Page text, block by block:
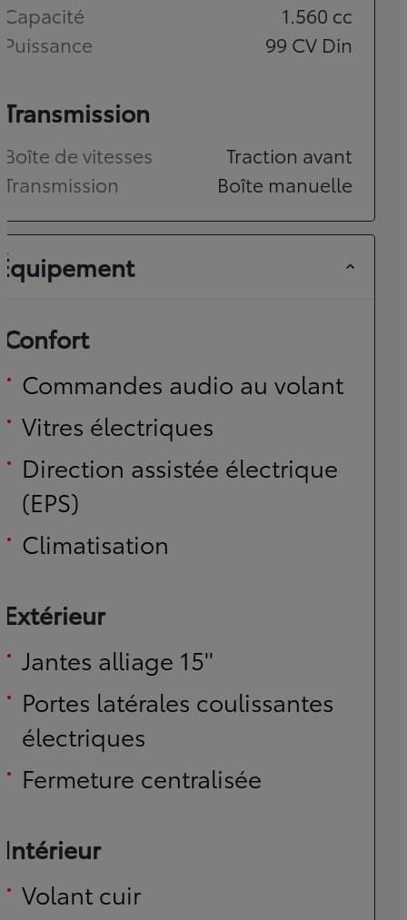
Capacité 1.560 cc
Puissance
99 CV Din
Transmission
Boîte de vitesses
Traction avant
Transmission
Boîte manuelle
Confort
Commandes audio au volant
Vitres électriques
Direction assistée électrique
(EPS)
Climatisation
Extérieur
Jantes alliage 15''
Portes latérales coulissantes
électriques
Fermeture centralisée
Intérieur
Volant cuir